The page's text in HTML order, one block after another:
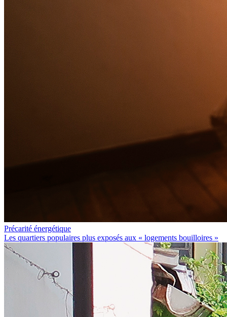
Précarité énergétique
Les quartiers populaires plus exposés aux « logements bouilloires »